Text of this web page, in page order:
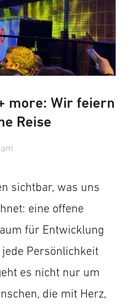
more: Wir feiern
Reise
sichtbar, was uns
eine offene
für Entwicklung
Persönlichkeit
es nicht nur um
die mit Herz,